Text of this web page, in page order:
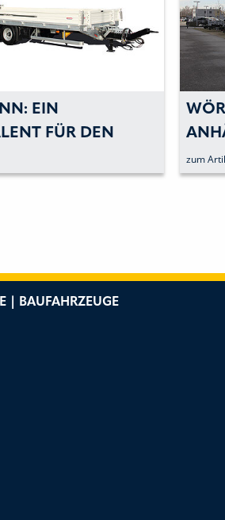
EIN
FÜR DEN
UND GALABAU
zum
| BAUFAHRZEUGE